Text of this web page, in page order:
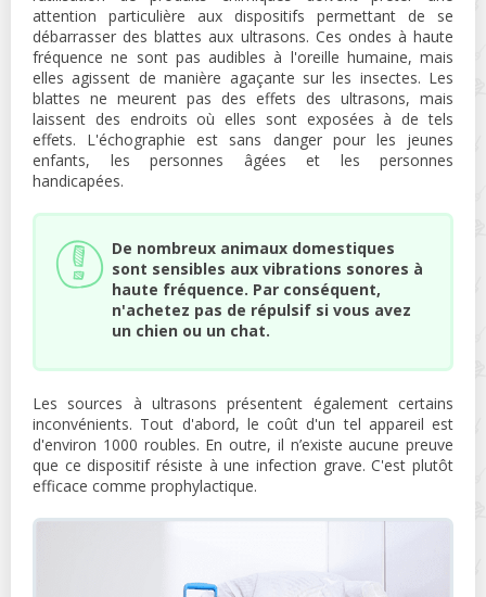
attention particulière aux dispositifs permettant de se
débarrasser des blattes aux ultrasons. Ces ondes à haute
fréquence ne sont pas audibles à l'oreille humaine, mais
elles agissent de manière agaçante sur les insectes. Les
blattes ne meurent pas des effets des ultrasons, mais
laissent des endroits où elles sont exposées à de tels
effets. L'échographie est sans danger pour les jeunes
enfants, les personnes âgées et les personnes
handicapées.
De nombreux animaux domestiques
sont sensibles aux vibrations sonores à
haute fréquence. Par conséquent,
n'achetez pas de répulsif si vous avez
un chien ou un chat.
Les sources à ultrasons présentent également certains
inconvénients. Tout d'abord, le coût d'un tel appareil est
d'environ 1000 roubles. En outre, il n’existe aucune preuve
que ce dispositif résiste à une infection grave. C'est plutôt
efficace comme prophylactique.